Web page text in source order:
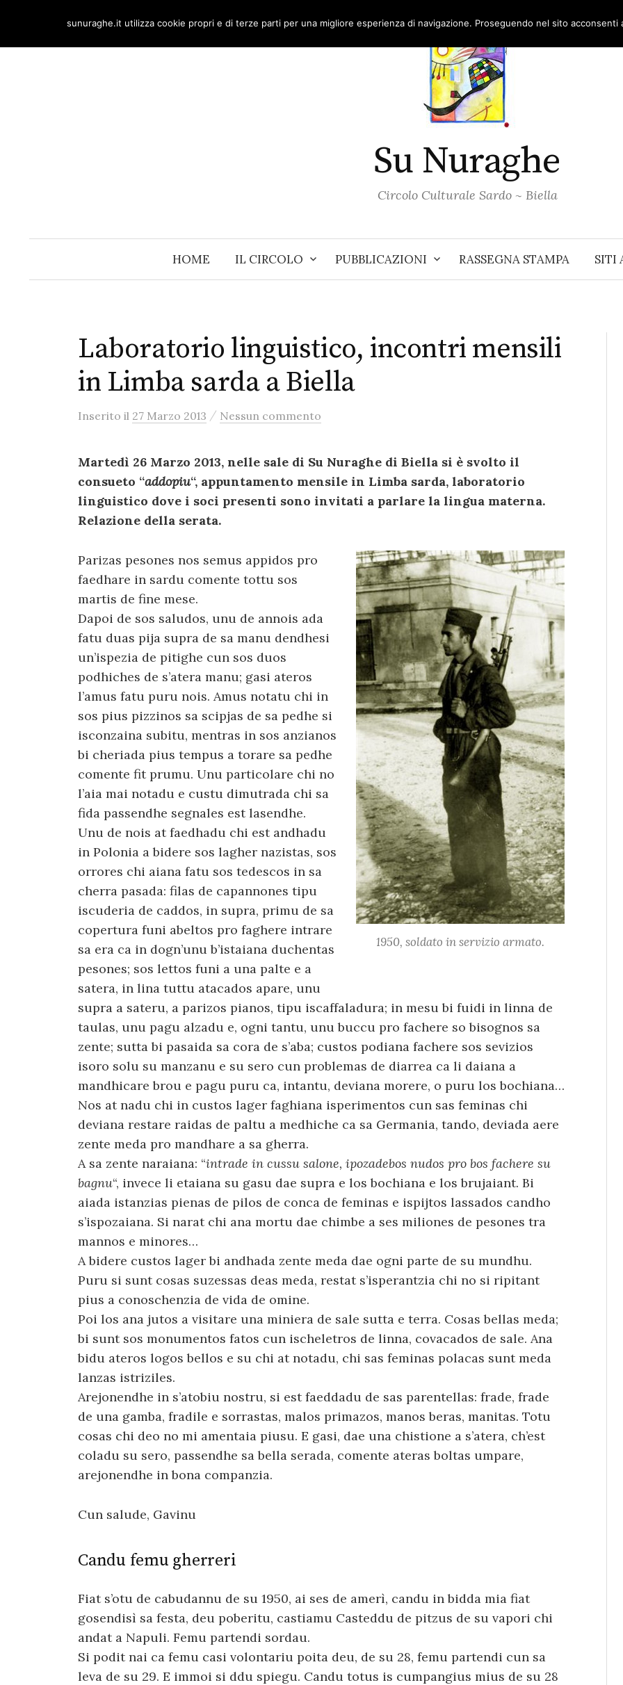
content
Su Nuraghe
Circolo Culturale Sardo ~ Biella
HOME IL CIRCOLO PUBBLICAZIONI RASSEGNA STAMPA SITI
Laboratorio linguistico, incontri mensili
in Limba sarda a Biella
Inserito il 27 Marzo 2013 / Nessun commento
Martedì 26 Marzo 2013, nelle sale di Su Nuraghe di Biella si è svolto il
consueto “addopiu“, appuntamento mensile in Limba sarda, laboratorio
linguistico dove i soci presenti sono invitati a parlare la lingua materna.
Relazione della serata.
1950, soldato in servizio armato.
Parizas pesones nos semus appidos pro
faedhare in sardu comente tottu sos
martis de fine mese.
Dapoi de sos saludos, unu de annois ada
fatu duas pija supra de sa manu dendhesi
un’ispezia de pitighe cun sos duos
podhiches de s’atera manu; gasi ateros
l’amus fatu puru nois. Amus notatu chi in
sos pius pizzinos sa scipjas de sa pedhe si
isconzaina subitu, mentras in sos anzianos
bi cheriada pius tempus a torare sa pedhe
comente fit prumu. Unu particolare chi no
l’aia mai notadu e custu dimutrada chi sa
fida passendhe segnales est lasendhe.
Unu de nois at faedhadu chi est andhadu
in Polonia a bidere sos lagher nazistas, sos
orrores chi aiana fatu sos tedescos in sa
cherra pasada: filas de capannones tipu
iscuderia de caddos, in supra, primu de sa
copertura funi abeltos pro faghere intrare
sa era ca in dogn’unu b’istaiana duchentas
pesones; sos lettos funi a una palte e a
satera, in lina tuttu atacados apare, unu
supra a sateru, a parizos pianos, tipu iscaffaladura; in mesu bi fuidi in linna de
taulas, unu pagu alzadu e, ogni tantu, unu buccu pro fachere so bisognos sa
zente; sutta bi pasaida sa cora de s’aba; custos podiana fachere sos sevizios
isoro solu su manzanu e su sero cun problemas de diarrea ca li daiana a
mandhicare brou e pagu puru ca, intantu, deviana morere, o puru los bochiana…
Nos at nadu chi in custos lager faghiana isperimentos cun sas feminas chi
deviana restare raidas de paltu a medhiche ca sa Germania, tando, deviada aere
zente meda pro mandhare a sa gherra.
A sa zente naraiana: “intrade in cussu salone, ipozadebos nudos pro bos fachere su
bagnu“, invece li etaiana su gasu dae supra e los bochiana e los brujaiant. Bi
aiada istanzias pienas de pilos de conca de feminas e ispijtos lassados candho
s’ispozaiana. Si narat chi ana mortu dae chimbe a ses miliones de pesones tra
mannos e minores…
A bidere custos lager bi andhada zente meda dae ogni parte de su mundhu.
Puru si sunt cosas suzessas deas meda, restat s’isperantzia chi no si ripitant
pius a conoschenzia de vida de omine.
Poi los ana jutos a visitare una miniera de sale sutta e terra. Cosas bellas meda;
bi sunt sos monumentos fatos cun ischeletros de linna, covacados de sale. Ana
bidu ateros logos bellos e su chi at notadu, chi sas feminas polacas sunt meda
lanzas istriziles.
Arejonendhe in s’atobiu nostru, si est faeddadu de sas parentellas: frade, frade
de una gamba, fradile e sorrastas, malos primazos, manos beras, manitas. Totu
cosas chi deo no mi amentaia piusu. E gasi, dae una chistione a s’atera, ch’est
coladu su sero, passendhe sa bella serada, comente ateras boltas umpare,
arejonendhe in bona companzia.
Cun salude, Gavinu
Candu femu gherreri
Fiat s’otu de cabudannu de su 1950, ai ses de amerì, candu in bidda mia fiat
gosendisì sa festa, deu poberitu, castiamu Casteddu de pitzus de su vapori chi
andat a Napuli. Femu partendi sordau.
Si podit nai ca femu casi volontariu poita deu, de su 28, femu partendi cun sa
leva de su 29. E immoi si ddu spiegu. Candu totus is cumpangius mius de su 28
sunuraghe.it utilizza cookie propri e di terze parti per una migliore esperienza di navigazione. Proseguendo nel sito acconsenti